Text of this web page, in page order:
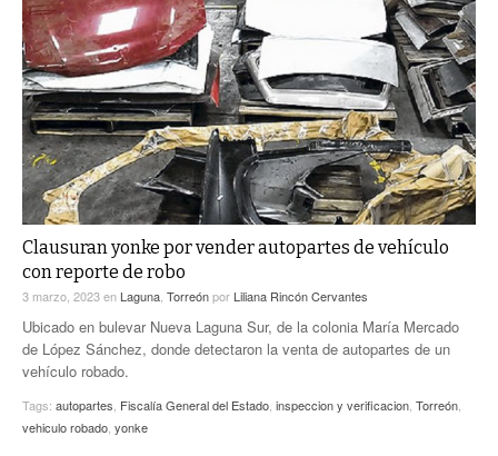
EXA
EL EXACTO
EXA INFORMA
GLOBO
CONTEXTOS
TRAYECTO LAGUNA
A MEDIA MAÑANA
A TODA LEY
DIÁLOGOS CON LA HISTORIA
TWEETS AND BEATS
LA MEJOR 97.1 ESTÉREO GALLITO
ACTUALIDADES GREM
PULSO
LA MEJOR INFORMACIÓN
COLABORADORES
PC29
ACTUALIDADES GREM
Clausuran yonke por vender autopartes de vehículo
con reporte de robo
3 marzo, 2023en Laguna Torreónpor Liliana Rincón Cervantes
Ubicado en bulevar Nueva Laguna Sur, de la colonia María Mercado
de López Sánchez, donde detectaron la venta de autopartes de un
vehículo robado.
Tags: autopartes Fiscalía General del Estado inspeccion y verificacion Torreón
vehiculo robado yonke